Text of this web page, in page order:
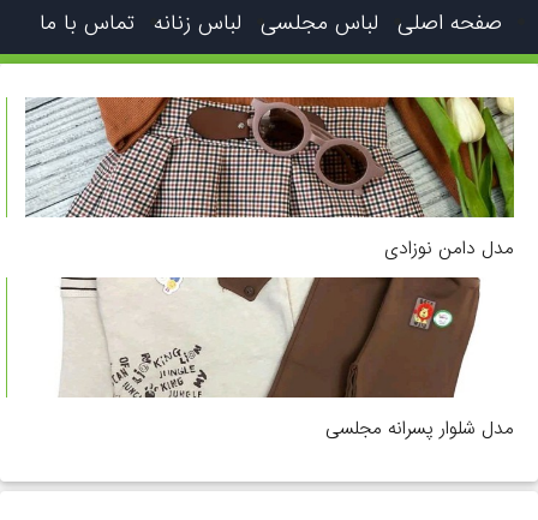
صفحه اصلی لباس مجلسی لباس زنانه تماس با ما
مدل دامن نوزادی
مدل شلوار پسرانه مجلسی